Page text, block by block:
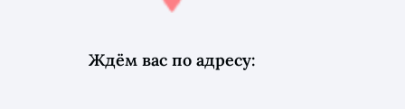
Ждём вас по адресу: